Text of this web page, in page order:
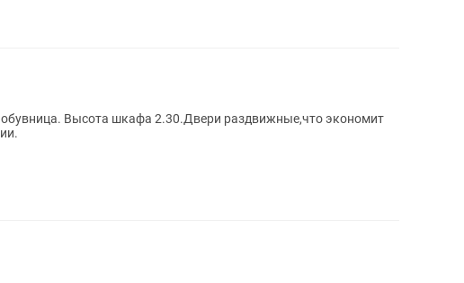
Высота шкафа 2.30.Двери раздвижные,что экономит